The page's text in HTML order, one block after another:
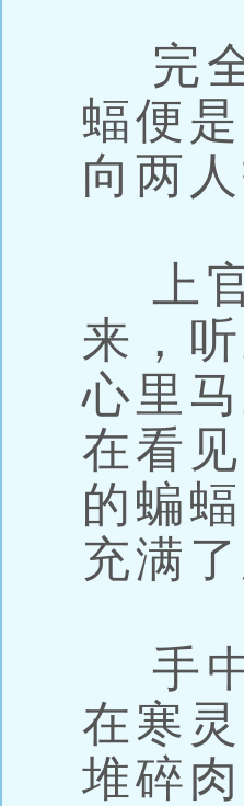
完全
蝠便
向两
上官
来，
心里
在看
的蝙
充满
手中
在寒
堆碎